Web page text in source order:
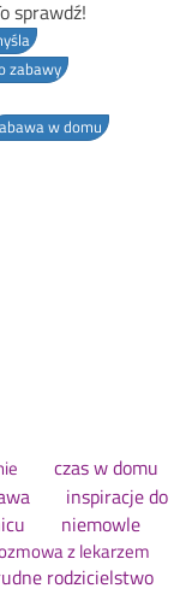
sprawdź!
zabawy
w domu
czas w domu
inspiracje do
niemowle
z lekarzem
rodzicielstwo